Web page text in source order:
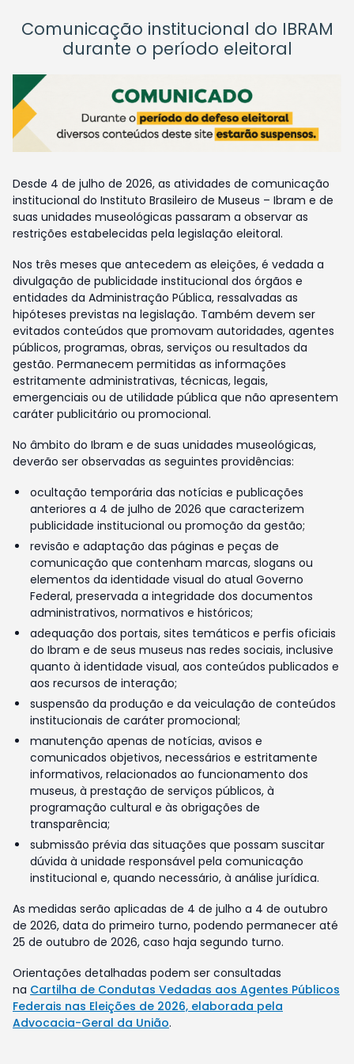
Comunicação institucional do IBRAM
durante o período eleitoral
Desde 4 de julho de 2026, as atividades de comunicação
institucional do Instituto Brasileiro de Museus – Ibram e de
suas unidades museológicas passaram a observar as
restrições estabelecidas pela legislação eleitoral.
Nos três meses que antecedem as eleições, é vedada a
divulgação de publicidade institucional dos órgãos e
entidades da Administração Pública, ressalvadas as
hipóteses previstas na legislação. Também devem ser
evitados conteúdos que promovam autoridades, agentes
públicos, programas, obras, serviços ou resultados da
gestão. Permanecem permitidas as informações
estritamente administrativas, técnicas, legais,
emergenciais ou de utilidade pública que não apresentem
caráter publicitário ou promocional.
No âmbito do Ibram e de suas unidades museológicas,
deverão ser observadas as seguintes providências:
ocultação temporária das notícias e publicações
anteriores a 4 de julho de 2026 que caracterizem
publicidade institucional ou promoção da gestão;
revisão e adaptação das páginas e peças de
comunicação que contenham marcas, slogans ou
elementos da identidade visual do atual Governo
Federal, preservada a integridade dos documentos
administrativos, normativos e históricos;
adequação dos portais, sites temáticos e perfis oficiais
do Ibram e de seus museus nas redes sociais, inclusive
quanto à identidade visual, aos conteúdos publicados e
aos recursos de interação;
suspensão da produção e da veiculação de conteúdos
institucionais de caráter promocional;
manutenção apenas de notícias, avisos e
comunicados objetivos, necessários e estritamente
informativos, relacionados ao funcionamento dos
museus, à prestação de serviços públicos, à
programação cultural e às obrigações de
transparência;
submissão prévia das situações que possam suscitar
dúvida à unidade responsável pela comunicação
institucional e, quando necessário, à análise jurídica.
As medidas serão aplicadas de 4 de julho a 4 de outubro
de 2026, data do primeiro turno, podendo permanecer até
25 de outubro de 2026, caso haja segundo turno.
Orientações detalhadas podem ser consultadas
na Cartilha de Condutas Vedadas aos Agentes Públicos
Federais nas Eleições de 2026, elaborada pela
Advocacia-Geral da União.